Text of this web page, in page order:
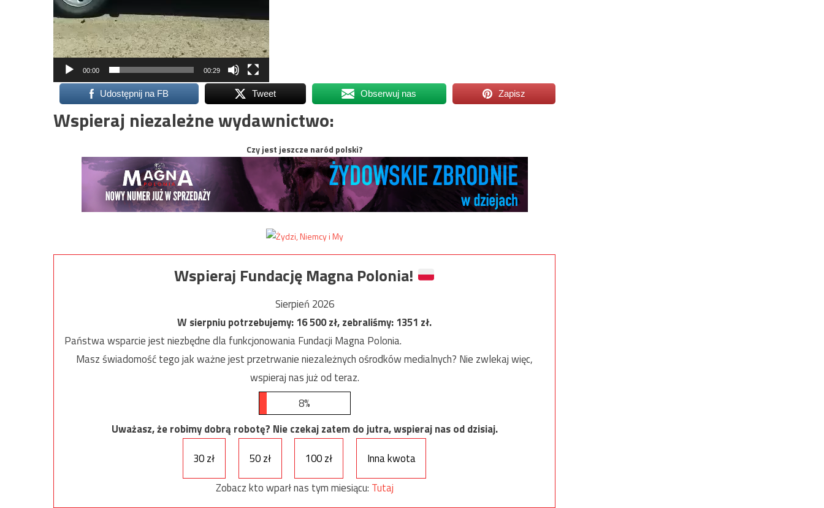
00:00 00:29
Udostępnij na FB Tweet Obserwuj nas Zapisz
Wspieraj niezależne wydawnictwo:
Czy jest jeszcze naród polski?
Wspieraj Fundację Magna Polonia!
Sierpień 2026
W sierpniu potrzebujemy:16 500zł, zebraliśmy:1351 zł.
Państwa wsparcie jest niezbędne dla funkcjonowania Fundacji Magna Polonia.
Masz świadomość tego jak ważne jest przetrwanie niezależnych ośrodków medialnych? Nie zwlekaj więc,
wspieraj nas już od teraz.
8%
Uważasz, że robimy dobrą robotę? Nie czekaj zatem do jutra, wspieraj nas od dzisiaj.
30 zł
50 zł 100 zł
Inna kwota
Zobacz kto wparł nas tym miesiącu: Tutaj